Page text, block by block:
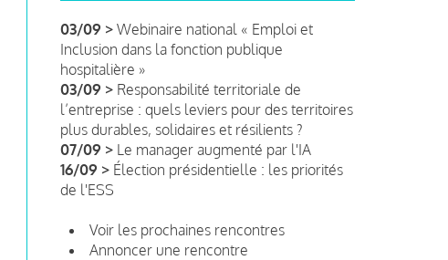
03/09 > Webinaire national « Emploi et
Inclusion dans la fonction publique
hospitalière »
03/09 > Responsabilité territoriale de
l’entreprise : quels leviers pour des territoires
plus durables, solidaires et résilients ?
07/09 > Le manager augmenté par l'IA
16/09 > Élection présidentielle : les priorités
de l'ESS
Voir les prochaines rencontres
Annoncer une rencontre